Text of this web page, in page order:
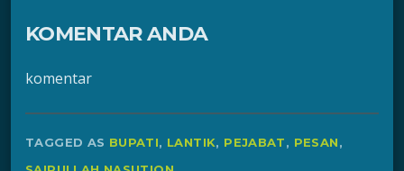
KOMENTAR ANDA
komentar
TAGGED AS BUPATI, LANTIK, PEJABAT, PESAN,